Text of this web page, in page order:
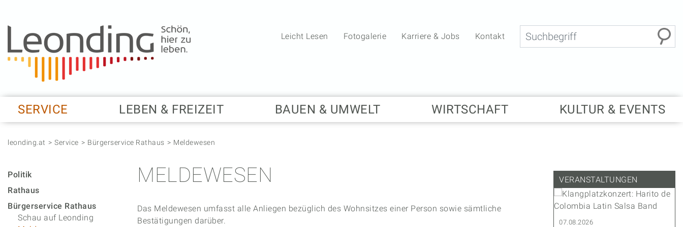
Suche
Leicht Lesen Fotogalerie Karriere & Jobs Kontakt
SERVICE LEBEN & FREIZEIT BAUEN & UMWELT WIRTSCHAFT KULTUR & EVENTS
leonding.at Service Bürgerservice Rathaus Meldewesen
Politik
Rathaus
Bürgerservice Rathaus
Schau auf Leonding
MELDEWESEN
Das Meldewesen umfasst alle Anliegen bezüglich des Wohnsitzes einer Person sowie sämtliche
Bestätigungen darüber.
VERANSTALTUNGEN
07.08.2026